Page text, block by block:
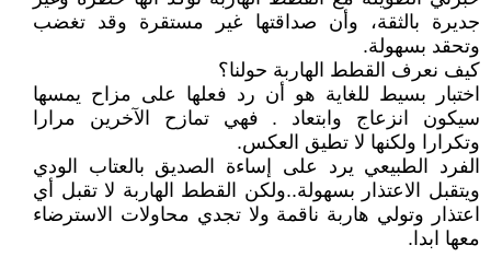
جديرة بالثقة، وأن صداقتها غير مستقرة وقد تغضب
وتحقد بسهولة.
كيف نعرف القطط الهاربة حولنا؟
اختبار بسيط للغاية هو أن رد فعلها على مزاح يمسها
سيكون انزعاج وابتعاد . فهي تمازح الآخرين مرارا
وتكرارا ولكنها لا تطيق العكس.
الفرد الطبيعي يرد على إساءة الصديق بالعتاب الودي
ويتقبل الاعتذار بسهولة..ولكن القطط الهاربة لا تقبل أي
اعتذار وتولي هاربة ناقمة ولا تجدي محاولات الاسترضاء
معها ابدا.